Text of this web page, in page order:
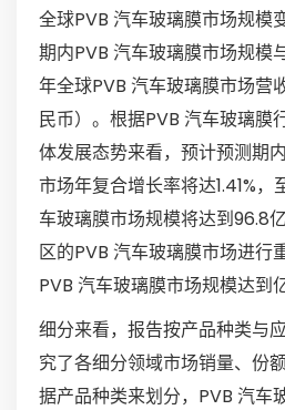
全球PVB 汽车玻璃膜市场规模
期内PVB 汽车玻璃膜市场规模
年全球PVB 汽车玻璃膜市场营
民币）。根据PVB 汽车玻璃膜
体发展态势来看，预计预测期
市场年复合增长率将达1.41%
车玻璃膜市场规模将达到96.8
区的PVB 汽车玻璃膜市场进行
PVB 汽车玻璃膜市场规模达到
细分来看，报告按产品种类与
究了各细分领域市场销量、份
据产品种类来划分，PVB 汽车